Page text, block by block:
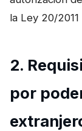
la Ley 20/
2.
por